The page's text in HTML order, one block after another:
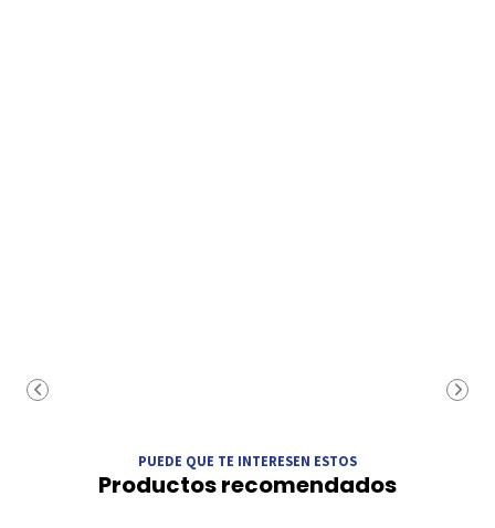
PUEDE QUE TE INTERESEN ESTOS
Productos recomendados